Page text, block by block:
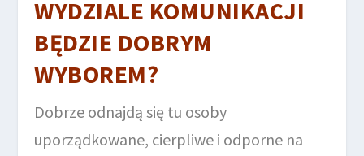
WYDZIALE KOMUNIKACJI
BĘDZIE DOBRYM
WYBOREM?
Dobrze odnajdą się tu osoby
uporządkowane, cierpliwe i odporne na